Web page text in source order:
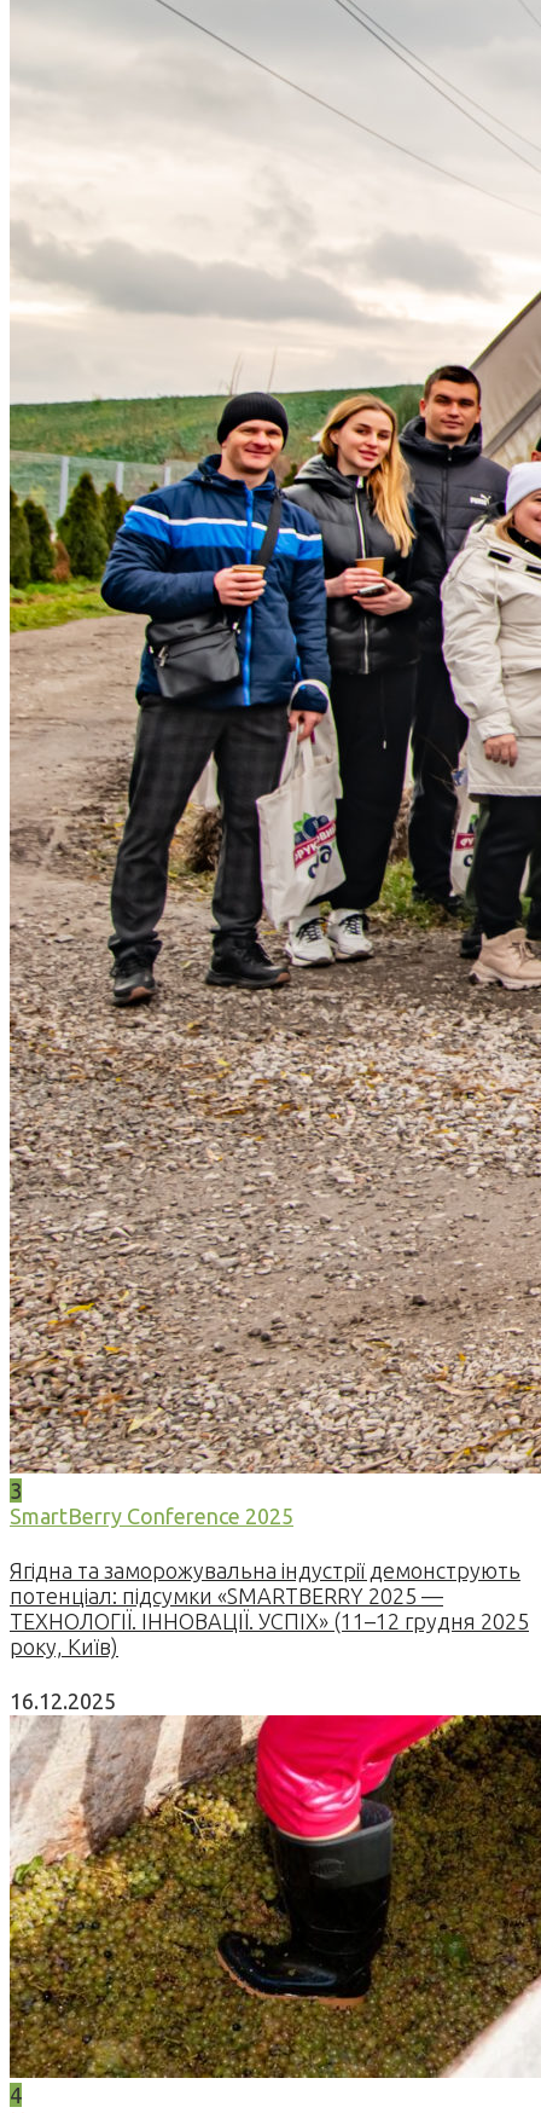
3
SmartBerry Conference 2025
Ягідна та заморожувальна індустрії демонструють
потенціал: підсумки «SMARTBERRY 2025 —
ТЕХНОЛОГІЇ. ІННОВАЦІЇ. УСПІХ» (11–12 грудня 2025
року, Київ)
16.12.2025
4